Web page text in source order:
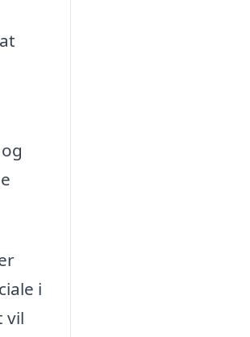
i
vil